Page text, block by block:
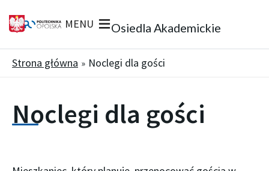
Osiedla Akademickie
MENU
Strona główna Noclegi dla gości
Noclegi dla gości